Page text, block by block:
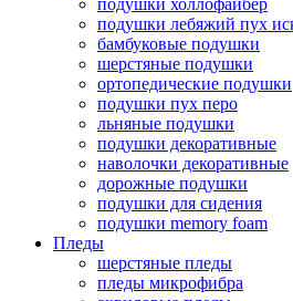
подушки холлофайбер
подушки лебяжий пух
бамбуковые подушки
шерстяные подушки
ортопедические подушки
подушки пух перо
льняные подушки
подушки декоративные
наволочки декоративные
дорожные подушки
подушки для сидения
подушки memory foam
Пледы
шерстяные пледы
пледы микрофибра